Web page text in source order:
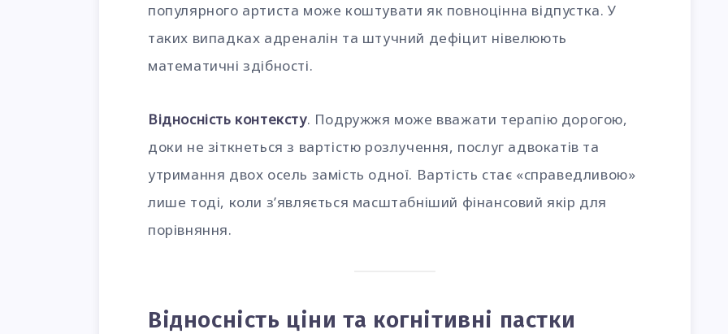
популярного артиста може коштувати як повноцінна відпустка. У
таких випадках адреналін та штучний дефіцит нівелюють
математичні здібності.
Відносність контексту. Подружжя може вважати терапію дорогою,
доки не зіткнеться з вартістю розлучення, послуг адвокатів та
утримання двох осель замість одної. Вартість стає «справедливою»
лише тоді, коли з’являється масштабніший фінансовий якір для
порівняння.
Відносність ціни та когнітивні пастки